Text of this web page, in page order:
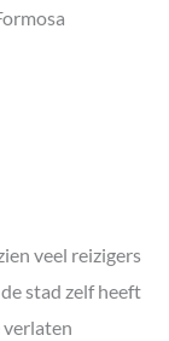
veel reizigers
stad zelf heeft
verlaten